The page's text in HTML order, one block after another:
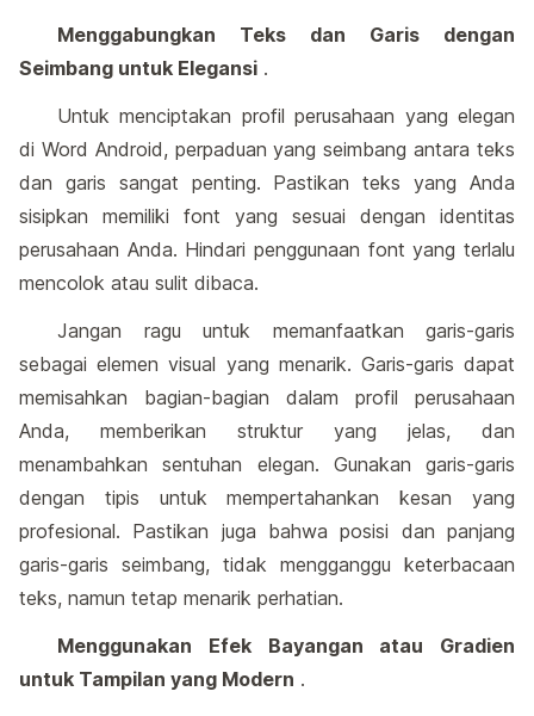
Menggabungkan Teks dan Garis dengan
Seimbang untuk Elegansi .
Untuk menciptakan profil perusahaan yang elegan
di Word Android, perpaduan yang seimbang antara teks
dan garis sangat penting. Pastikan teks yang Anda
sisipkan memiliki font yang sesuai dengan identitas
perusahaan Anda. Hindari penggunaan font yang terlalu
mencolok atau sulit dibaca.
Jangan ragu untuk memanfaatkan garis-garis
sebagai elemen visual yang menarik. Garis-garis dapat
memisahkan bagian-bagian dalam profil perusahaan
Anda, memberikan struktur yang jelas, dan
menambahkan sentuhan elegan. Gunakan garis-garis
dengan tipis untuk mempertahankan kesan yang
profesional. Pastikan juga bahwa posisi dan panjang
garis-garis seimbang, tidak mengganggu keterbacaan
teks, namun tetap menarik perhatian.
Menggunakan Efek Bayangan atau Gradien
untuk Tampilan yang Modern .